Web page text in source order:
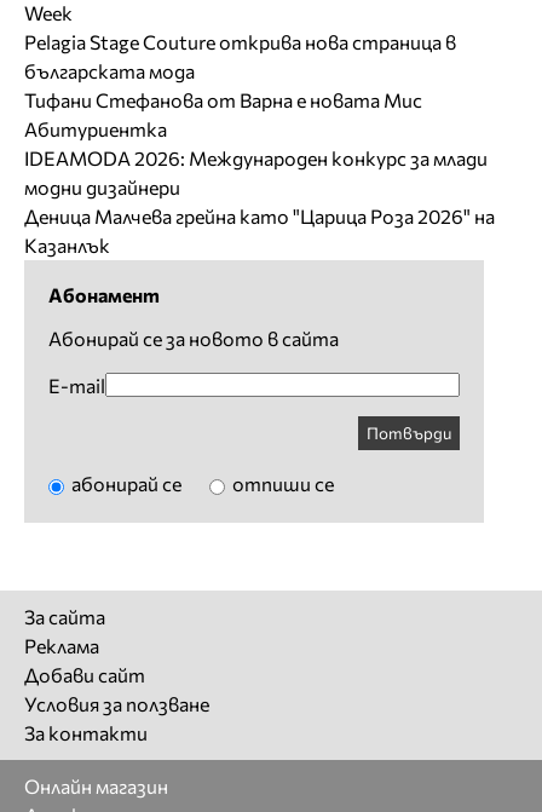
Week
Pelagia Stage Couture открива нова страница в
българската мода
Тифани Стефанова от Варна е новата Мис
Абитуриентка
IDEAMODA 2026: Международен конкурс за млади
модни дизайнери
Деница Малчева грейна като "Царица Роза 2026" на
Казанлък
Абонамент
Абонирай се за новото в сайта
E-mail
Потвърди
абонирай се отпиши се
За сайта
Реклама
Добави сайт
Условия за ползване
За контакти
Онлайн магазин